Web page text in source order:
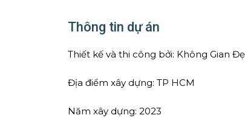
Thông tin dự án
Thiết kế và thi công bởi: Không Gian
Địa điểm xây dựng: TP HCM
Năm xây dựng: 2023